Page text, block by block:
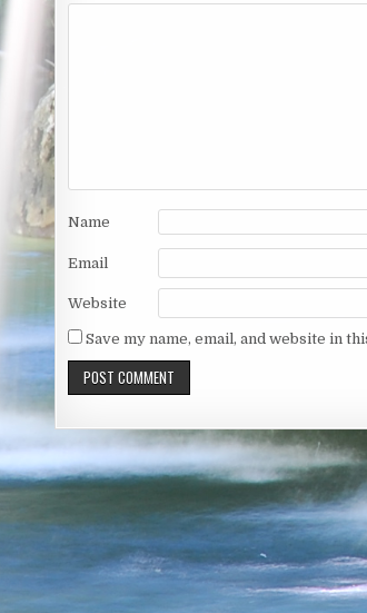
Name
Email
Website
Save my name, email, and website in